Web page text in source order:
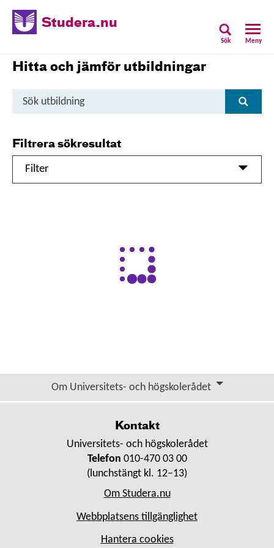
Studera.nu
Sök Meny
Hitta och jämför utbildningar
Sök
Sök
Filtrera sökresultat
Filter
Om Universitets- och högskolerådet
Kontakt
Universitets- och högskolerådet
Telefon 010-470 03 00
(lunchstängt kl. 12–13)
Om Studera.nu
Webbplatsens tillgänglighet
Hantera cookies